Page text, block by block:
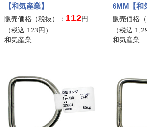
【和気産業】
販売価格（税抜）： 112円
（税込 123円）
和気産業
6MM【和
販売価格（
（税込
和気産業